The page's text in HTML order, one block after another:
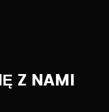
Z NAMI